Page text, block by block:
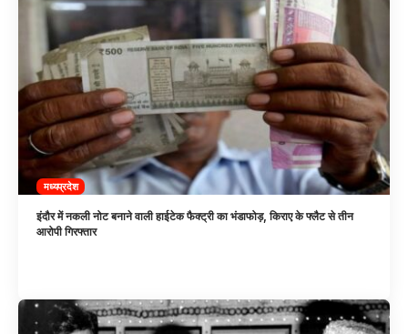
मध्यप्रदेश
इंदौर में नकली नोट बनाने वाली हाईटेक फैक्ट्री का भंडाफोड़, किराए के फ्लैट से तीन
आरोपी गिरफ्तार